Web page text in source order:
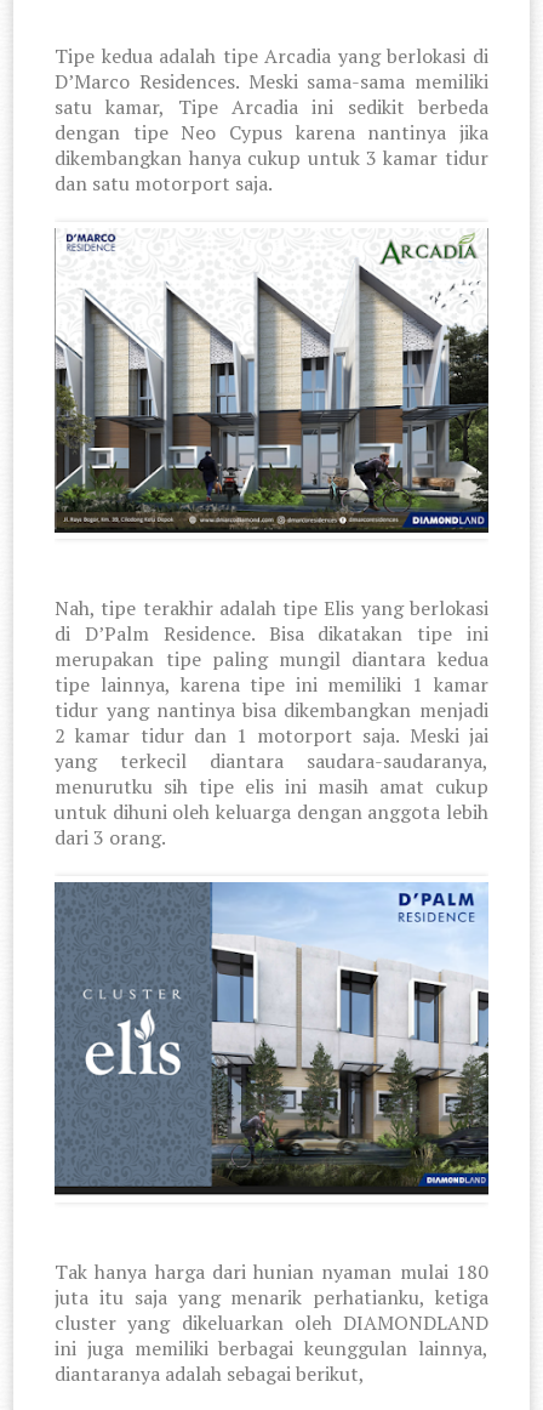
Tipe kedua adalah tipe Arcadia yang berlokasi di
D’Marco Residences. Meski sama-sama memiliki
satu kamar, Tipe Arcadia ini sedikit berbeda
dengan tipe Neo Cypus karena nantinya jika
dikembangkan hanya cukup untuk 3 kamar tidur
dan satu motorport saja.
Nah, tipe terakhir adalah tipe Elis yang berlokasi
di D’Palm Residence. Bisa dikatakan tipe ini
merupakan tipe paling mungil diantara kedua
tipe lainnya, karena tipe ini memiliki 1 kamar
tidur yang nantinya bisa dikembangkan menjadi
2 kamar tidur dan 1 motorport saja. Meski jai
yang terkecil diantara saudara-saudaranya,
menurutku sih tipe elis ini masih amat cukup
untuk dihuni oleh keluarga dengan anggota lebih
dari 3 orang.
Tak hanya harga dari hunian nyaman mulai 180
juta itu saja yang menarik perhatianku, ketiga
cluster yang dikeluarkan oleh DIAMONDLAND
ini juga memiliki berbagai keunggulan lainnya,
diantaranya adalah sebagai berikut,